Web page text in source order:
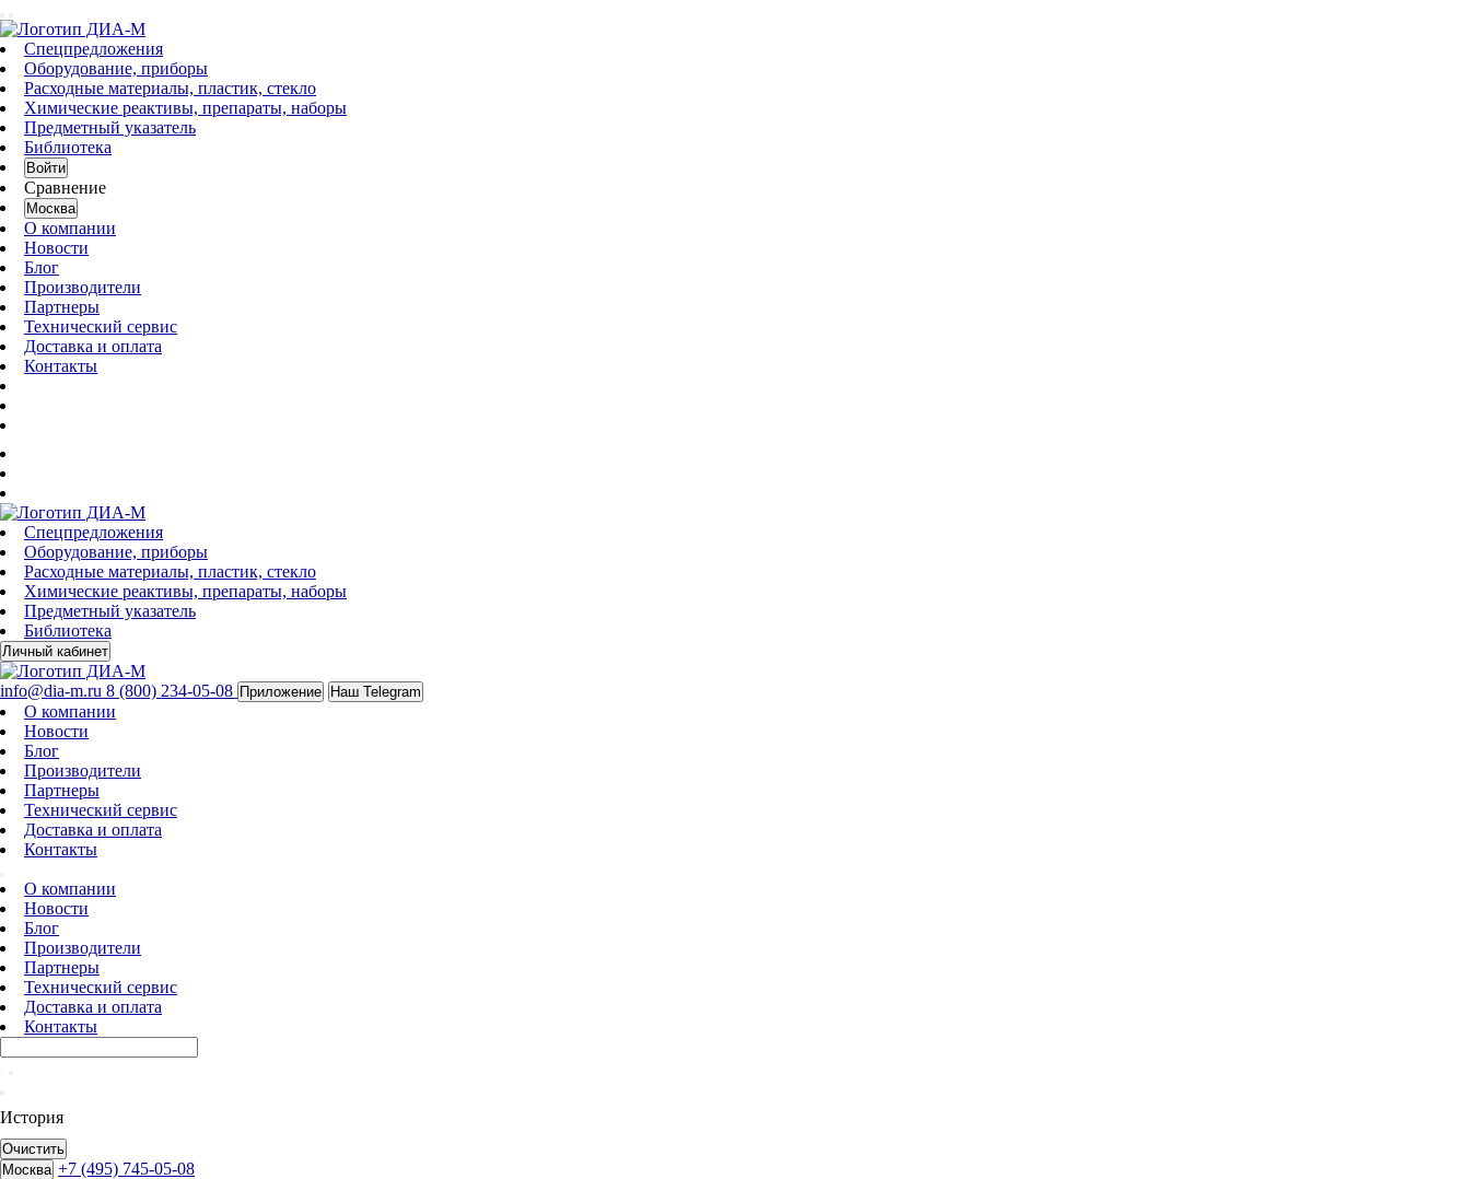
Спецпредложения
Оборудование, приборы
Расходные материалы, пластик, стекло
Химические реактивы, препараты, наборы
Предметный указатель
Библиотека
Войти
Сравнение
Москва
О компании
Новости
Блог
Производители
Партнеры
Технический сервис
Доставка и оплата
Контакты
Спецпредложения
Оборудование, приборы
Расходные материалы, пластик, стекло
Химические реактивы, препараты, наборы
Предметный указатель
Библиотека
Личный кабинет
info@dia-m.ru 8 (800) 234-05-08 Приложение Наш Telegram
О компании
Новости
Блог
Производители
Партнеры
Технический сервис
Доставка и оплата
Контакты
О компании
Новости
Блог
Производители
Партнеры
Технический сервис
Доставка и оплата
Контакты
История
Очистить
Москва +7 (495) 745-05-08